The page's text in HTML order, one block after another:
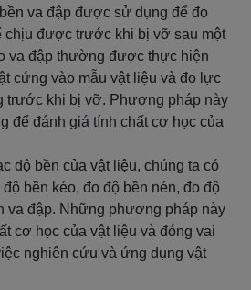
va đập được sử dụng để đo
chịu được trước khi bị vỡ sau một
va đập thường được thực hiện
cứng vào mẫu vật liệu và đo lực
trước khi bị vỡ. Phương pháp này
để đánh giá tính chất cơ học của
độ bền của vật liệu, chúng ta có
bền kéo, đo độ bền nén, đo độ
va đập. Những phương pháp này
cơ học của vật liệu và đóng vai
nghiên cứu và ứng dụng vật